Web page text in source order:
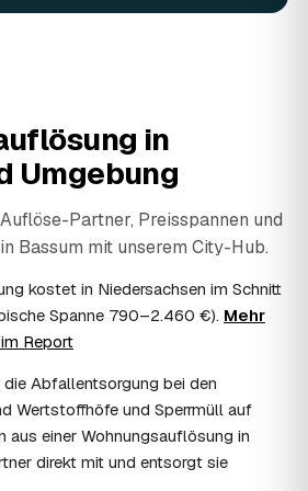
haushaltsnahe Dienstleistung
und Fahrtkosten anteilig von der
einer Auflösung im Erbfall unter
Sie erhalten eine
mit ausgewiesenem Lohnanteil; die
klären Sie mit Ihrem Steuerberater.
Wohnungsauflösung anwesend
Sie ab — praktisch, wenn Sie
Sie können aber jederzeit dabei
oder persönliche Unterlagen
Entsorgungsnachweis?
in
Umgebung
Partner, Preisspannen und
Bassum mit unserem City-Hub.
kostet in Niedersachsen im Schnitt
Spanne 790–2.460 €). Mehr
Report
Abfallentsorgung bei den
Wertstoffhöfe und Sperrmüll auf
aus einer Wohnungsauflösung in
direkt mit und entsorgt sie